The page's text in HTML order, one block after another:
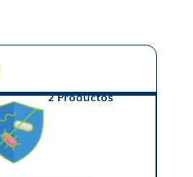
2 Productos